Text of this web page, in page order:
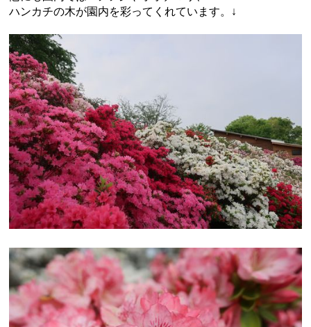
ハンカチの木が園内を彩ってくれています。↓